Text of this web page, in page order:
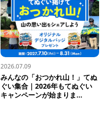
2026.07.09
みんなの「おつかれ山！」てぬ
ぐい集合｜2026年もてぬぐい
キャンペーンが始まりま...